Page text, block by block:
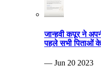
जान्हवी कपूर ने
पहले सभी पिताओं
— Jun 20 2023